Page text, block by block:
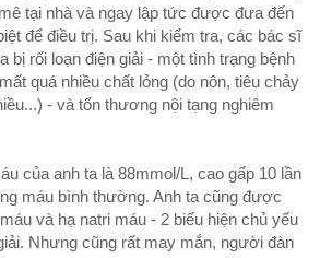
tại nhà và ngay lập tức được đưa đến
để điều trị. Sau khi kiểm tra, các bác sĩ
bị rối loạn điện giải - một tình trạng bệnh
quá nhiều chất lỏng (do nôn, tiêu chảy
- và tổn thương nội tạng nghiêm
của anh ta là 88mmol/L, cao gấp 10 lần
máu bình thường. Anh ta cũng được
và hạ natri máu - 2 biểu hiện chủ yếu
Nhưng cũng rất may mắn, người đàn